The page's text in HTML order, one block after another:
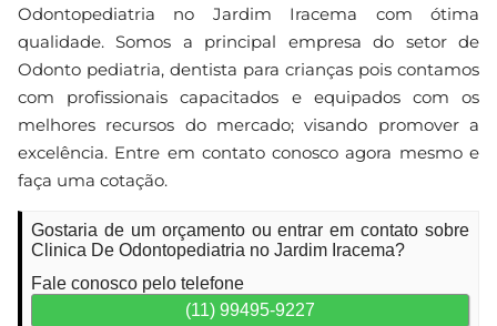
Odontopediatria no Jardim Iracema com ótima
qualidade. Somos a principal empresa do setor de
Odonto pediatria, dentista para crianças pois contamos
com profissionais capacitados e equipados com os
melhores recursos do mercado; visando promover a
excelência. Entre em contato conosco agora mesmo e
faça uma cotação.
Gostaria de um orçamento ou entrar em contato sobre
Clinica De Odontopediatria no Jardim Iracema?
Fale conosco pelo telefone
(11) 99495-9227